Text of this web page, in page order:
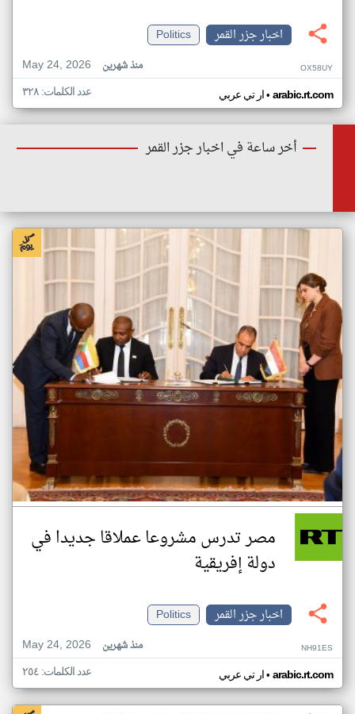
اخبار جزر القمر
Politics
May 24, 2026
منذ شهرين OX58UY
ار تي عربي• arabic.rt.com عدد الكلمات: ٣٢٨
أخر ساعة في اخبار جزر القمر
مصر تدرس مشروعا عملاقا جديدا في
دولة إفريقية
اخبار جزر القمر
Politics
May 24, 2026
منذ شهرين NH91ES
ار تي عربي• arabic.rt.com عدد الكلمات: ٢٥٤